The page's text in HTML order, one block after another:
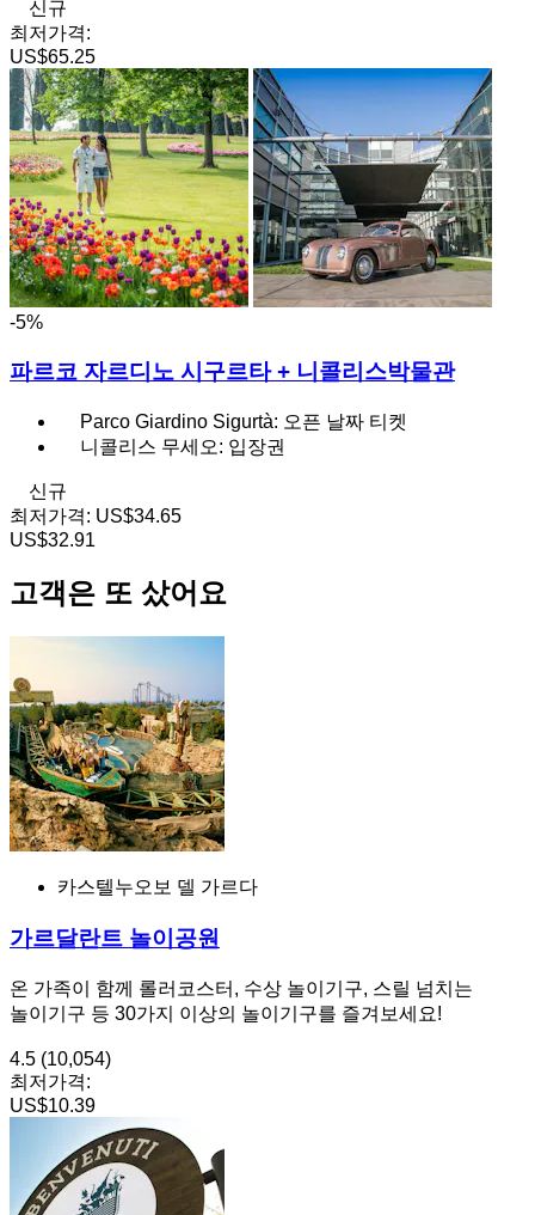
신규
최저가격:
US$65.25
-5%
파르코 자르디노 시구르타 + 니콜리스박물관
Parco Giardino Sigurtà: 오픈 날짜 티켓
니콜리스 무세오: 입장권
신규
최저가격: US$34.65
US$32.91
고객은 또 샀어요
카스텔누오보 델 가르다
가르달란트 놀이공원
온 가족이 함께 롤러코스터, 수상 놀이기구, 스릴 넘치는
놀이기구 등 30가지 이상의 놀이기구를 즐겨보세요!
4.5 (10,054)
최저가격:
US$10.39